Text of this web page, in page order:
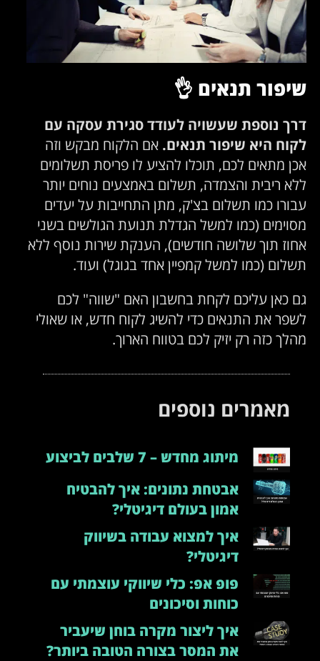
שיפור תנאים 👌
דרך נוספת שעשויה לעודד סגירת עסקה עם
לקוח היא שיפור תנאים. אם הלקוח מבקש וזה
אכן מתאים לכם, תוכלו להציע לו פריסת תשלומים
ללא ריבית והצמדה, תשלום באמצעים נוחים יותר
עבורו כמו תשלום בצ'ק, מתן התחייבות על יעדים
מסוימים (כמו למשל הגדלת תנועת הגולשים בשני
אחוז תוך שלושה חודשים), הענקת שירות נוסף ללא
תשלום (כמו למשל קמפיין אחד בגוגל) ועוד.
גם כאן עליכם לקחת בחשבון האם "שווה" לכם
לשפר את התנאים כדי להשיג לקוח חדש, או שאולי
מהלך כזה רק יזיק לכם בטווח הארוך.
מאמרים נוספים
מיתוג מחדש – 7 שלבים לביצוע
אבטחת נתונים: איך להבטיח
אמון בעולם דיגיטלי?
איך למצוא עבודה בשיווק
דיגיטלי?
פופ אפ: כלי שיווקי עוצמתי עם
כוחות וסיכונים
איך ליצור מקרה בוחן שיעביר
את המסר בצורה הטובה ביותר?